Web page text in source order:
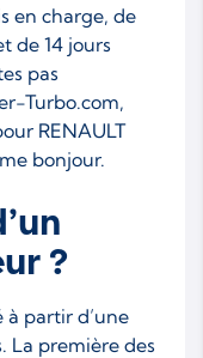
en charge, de
de 14 jours
pas
Turbo.com,
RENAULT
bonjour.
?
à partir d’une
La première des